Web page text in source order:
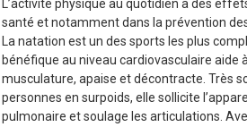
L’activité physique au quotidien a des
santé et notamment dans la prévention
La natation est un des sports les plus
bénéfique au niveau cardiovasculaire aide
musculature, apaise et décontracte. Très
personnes en surpoids, elle sollicite
pulmonaire et soulage les articulations.